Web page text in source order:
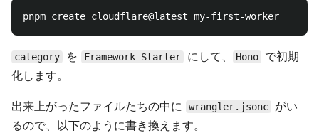
category を Framework Starter にして、 Hono
で初期
化します。
出来上がったファイルたちの中に wrangler.jsonc
がい
るので、以下のように書き換えます。